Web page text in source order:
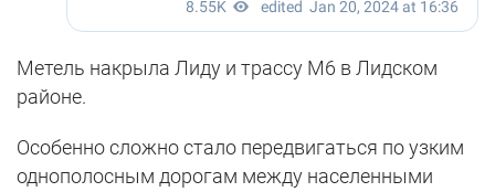
Метель накрыла Лиду и трассу М6 в Лидском
районе.
Особенно сложно стало передвигаться по узким
однополосным дорогам между населенными